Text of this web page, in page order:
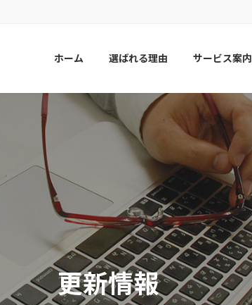
ホーム 選ばれる理由 サービス案内
更新情報